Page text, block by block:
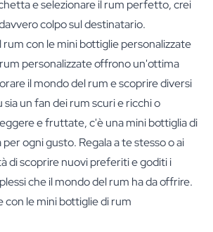
e selezionare il rum perfetto, crei
colpo sul destinatario.
con le mini bottiglie personalizzate
personalizzate offrono un'ottima
il mondo del rum e scoprire diversi
un fan dei rum scuri e ricchi o
e fruttate, c'è una mini bottiglia di
ogni gusto. Regala a te stesso o ai
di scoprire nuovi preferiti e goditi i
che il mondo del rum ha da offrire.
con le mini bottiglie di rum